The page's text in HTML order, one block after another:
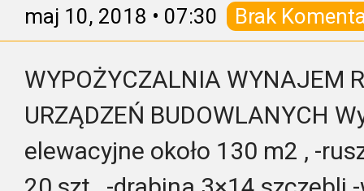
maj 10, 2018 • 07:30 Brak
WYPOŻYCZALNIA WYNAJEM
URZĄDZEŃ BUDOWLANYCH
elewacyjne około 130 m2 , -